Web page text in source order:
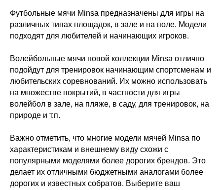
Футбольные мячи Minsa предназначены для игры на
различных типах площадок, в зале и на поле. Модели
подходят для любителей и начинающих игроков.
Волейбольные мячи новой коллекции Minsa отлично
подойдут для тренировок начинающим спортсменам и
любительских соревнований. Их можно использовать
на множестве покрытий, в частности для игры
волейбол в зале, на пляже, в саду, для тренировок, на
природе и т.п.
Важно отметить, что многие модели мячей Minsa по
характеристикам и внешнему виду схожи с
популярными моделями более дорогих брендов. Это
делает их отличными бюджетными аналогами более
дорогих и известных собратов. Выберите ваш